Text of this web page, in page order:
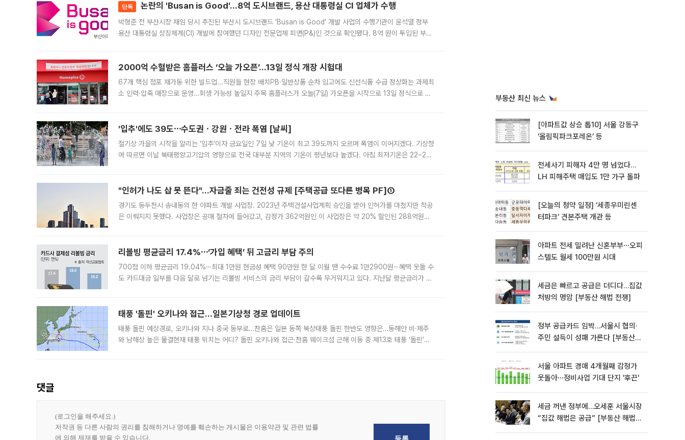
단독 논란의 'Busan is Good'…8억 도시브랜드, 용산 대통령실 CI 업체가 수행
박형준 전 부산시장 재임 당시 추진된 부산시 도시브랜드 ‘Busan is Good’ 개발 사업의 수행기관이 윤석열 정부
용산 대통령실 상징체계(CI) 개발에 참여했던 디자인 전문업체 피앤(P&)인 것으로 확인됐다. 8억 원이 투입된 부산
2000억 수혈받은 홈플러스 ‘오늘 가오픈’...13일 정식 개장 시험대
67개 핵심 점포 재가동 위한 빌드업...직원들 현장 배치PB·일반상품 순차 입고에도 신선식품 수급 정상화는 과제최
소 인력·압축 매장으로 운영…회생 가능성 높일지 주목 홈플러스가 오늘(7일) 가오픈을 시작으로 13일 정식으로 재
'입추'에도 39도⋯수도권ㆍ강원ㆍ전라 폭염 [날씨]
절기상 가을의 시작을 알리는 ‘입추’이자 금요일인 7일 낮 기온이 최고 39도까지 오르며 폭염이 이어지겠다. 기상청
에 따르면 이날 북태평양고기압의 영향으로 전국 대부분 지역의 기온이 평년보다 높겠다. 아침 최저기온은 22~27
"인허가 나도 삽 못 뜬다"…자금줄 죄는 건전성 규제 [주택공급 또다른 병목 PF]①
경기도 동두천시 송내동의 한 아파트 개발 사업장. 2023년 주택건설사업계획 승인을 받아 인허가를 마쳤지만 착공
은 이뤄지지 못했다. 사업장은 공매 절차에 들어갔고, 감정가 362억원인 이 사업장은 약 20% 할인된 288억원에
리볼빙 평균금리 17.4%⋯‘가입 혜택’ 뒤 고금리 부담 주의
700점 이하 평균금리 19.04%⋯최대 1만원 현금성 혜택 90만원 한 달 이월 땐 수수료 1만2900원⋯혜택 웃돌 수
도 카드대금 일부를 다음 달로 넘기는 리볼빙 서비스의 금리 부담이 갈수록 무거워지고 있다. 지난달 평균금리가 연
태풍 '돌핀' 오키나와 접근…일본기상청 경로 업데이트
태풍 돌핀 예상경로, 오키나와 지나 중국 동부로…찬홈은 일본 동쪽 북상태풍 돌핀 한반도 영향은…동해안 비·제주
와 남해상 높은 물결현재 태풍 위치는 어디? 돌핀 오키나와 접근·찬홈 웨이크섬 근해 이동 중 제13호 태풍 ‘돌핀’이
댓글
부동산 최신 뉴스
[아파트값 상승 톱10] 서울 강동구
‘올림픽파크포레온’ 등
전세사기 피해자 4만 명 넘었다…
LH 피해주택 매입도 1만 가구 돌파
[오늘의 청약 일정] ‘세종우미린센
터파크’ 견본주택 개관 등
아파트 전세 밀려난 신혼부부⋯오피
스텔도 월세 100만원 시대
세금은 빠르고 공급은 더디다…집값
처방의 명암 [부동산 해법 전쟁]
정부 공급카드 임박…서울시 협의·
주민 설득이 성패 가른다 [부동산
서울 아파트 경매 4개월째 감정가
웃돌아⋯정비사업 기대 단지 '후끈'
세금 꺼낸 정부에…오세훈 서울시장
“집값 해법은 공급” [부동산 해법